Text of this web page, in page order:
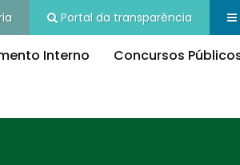
Portal da transparência
Interno Concursos